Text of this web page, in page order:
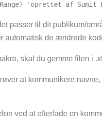
Range) 'oprettet af
passer til dit publikum/
automatisk de ændrede
skal du gemme filen i
at kommunikere
ved at efterlade en